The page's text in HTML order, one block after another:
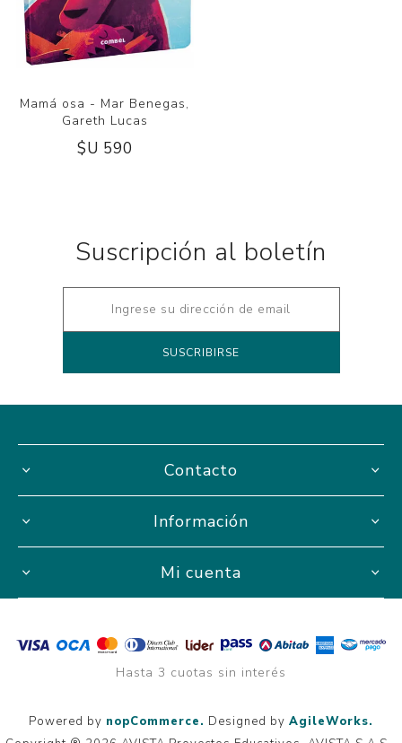
Mamá osa - Mar Benegas,
Gareth Lucas
$U 590
Suscripción al boletín
Contacto
Información
Mi cuenta
Hasta 3 cuotas sin interés
Powered by nopCommerce. Designed by AgileWorks.